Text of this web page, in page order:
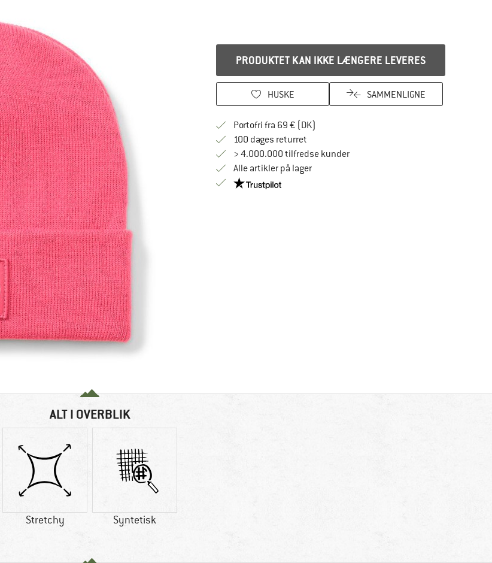
PRODUKTET KAN IKKE LÆNGERE LEVERES
HUSKE SAMMENLIGNE
Portofri fra 69 € (DK)
100 dages returretGå til returretten her Åbnes i en infoboks
> 4.000.000 tilfredse kunder
Alle artikler på lager
Vi er Trustpilot-certificeret - oplysningerne får du
ALT I OVERBLIK
Stretchy Syntetisk